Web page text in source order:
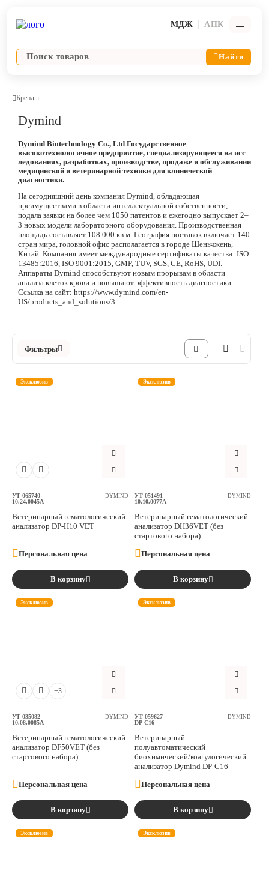
МДЖ АПК
Найти
Ветпрепараты
Оборудование и оснащение ветеринарной клиники
Дезинфекция, дератизация, дезинсекция
Косметика и гигиена
Аксессуары
Шовный материал
Хирургические инструменты
Бренды
Dymind
Dymind Biotechnology Co., Ltd Государственное
высокотехнологичное предприятие, специализирующееся на исс
ледованиях, разработках, производстве, продаже и обслуживании
медицинской и ветеринарной техники для клинической
диагностики.
На сегодняшний день компания Dymind, обладающая
преимуществами в области интеллектуальной собственности,
подала заявки на более чем 1050 патентов и ежегодно выпускает 2–
3 новых модели лабораторного оборудования. Производственная
площадь составляет 108 000 кв.м. География поставок включает 140
стран мира, головной офис располагается в городе Шеньчжень,
Китай. Компания имеет международные сертификаты качества: ISO
13485:2016, ISO 9001:2015, GMP, TUV, SGS, CE, RoHS, UDI.
Аппараты Dymind способствуют новым прорывам в области
анализа клеток крови и повышают эффективность диагностики.
Ссылка на сайт: https://www.dymind.com/en-
US/products_and_solutions/3
Фильтры
Эксклюзив
УТ-065740
10.24.0045A
DYMIND
Ветеринарный гематологический
анализатор DP-H10 VET
Персональная цена
В корзину
Эксклюзив
УТ-051491
10.10.0077A
DYMIND
Ветеринарный гематологический
анализатор DH36VET (без
стартового набора)
Персональная цена
В корзину
Эксклюзив
+3
УТ-035082
10.08.0085A
DYMIND
Ветеринарный гематологический
анализатор DF50VET (без
стартового набора)
Персональная цена
В корзину
Эксклюзив
УТ-059627
DP-С16
DYMIND
Ветеринарный
полуавтоматический
биохимический/коагулогический
анализатор Dymind DP-С16
Персональная цена
В корзину
Эксклюзив Эксклюзив